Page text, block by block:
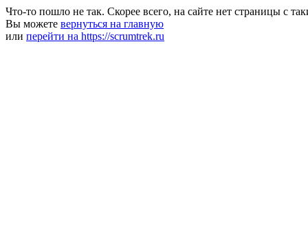
Что-то пошло не так. Скорее всего, на сайте нет страницы с
Вы можете вернуться на главную
или перейти на https://scrumtrek.ru